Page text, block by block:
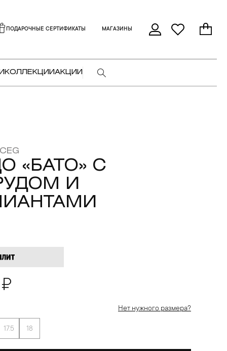
ПОДАРОЧНЫЕ СЕРТИФИКАТЫ МАГАЗИНЫ
КОЛЛЕКЦИИАКЦИИ
«БАТО» С
И
Нет нужного размера?
17.5 18